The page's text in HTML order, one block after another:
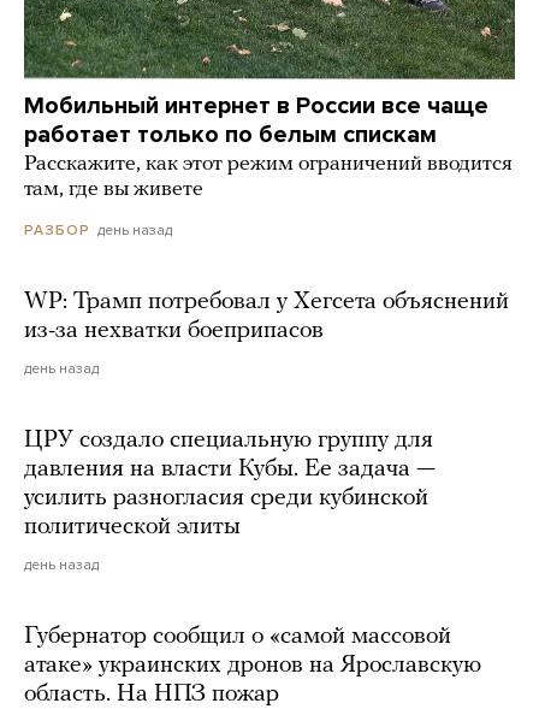
Мобильный интернет в России все чаще
работает только по белым спискам
Расскажите, как этот режим ограничений вводится
там, где вы живете
РАЗБОР день назад
WP: Трамп потребовал у Хегсета объяснений
из-за нехватки боеприпасов
день назад
ЦРУ создало специальную группу для
давления на власти Кубы. Ее задача —
усилить разногласия среди кубинской
политической элиты
день назад
Губернатор сообщил о «самой массовой
атаке» украинских дронов на Ярославскую
область. На НПЗ пожар